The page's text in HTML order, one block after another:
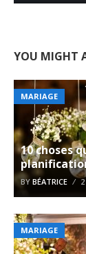
YOU MIGHT
MARIAGE
10 choses
BY BÉATRICE
MARIAGE